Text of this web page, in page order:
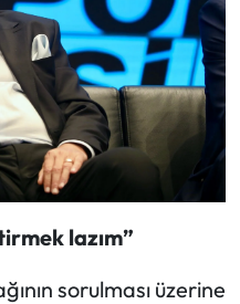
lazım”
sorulması üzerine